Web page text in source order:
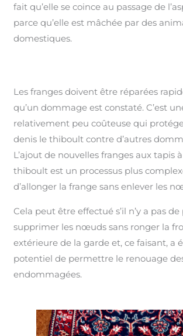
fait qu’elle se coince au passage de
parce qu’elle est mâchée par des
domestiques.
Les franges doivent être réparées
qu’un dommage est constaté. C’est
relativement peu coûteuse qui
denis le thiboult contre d’autres
L’ajout de nouvelles franges aux tapis
thiboult est un processus plus
d’allonger la frange sans enlever les
Cela peut être effectué s’il n’y a pas
supprimer les nœuds sans ronger la
extérieure de la garde et, ce faisant, a
potentiel de permettre le renouage
endommagées.